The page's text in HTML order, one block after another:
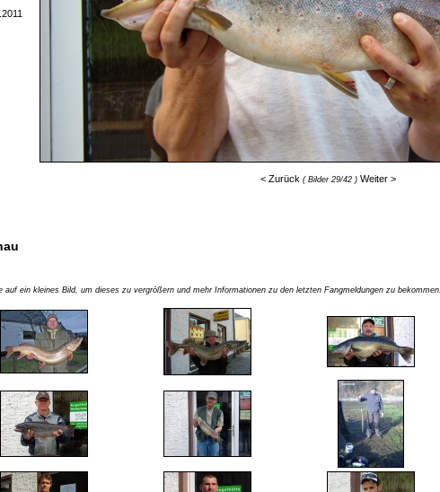
< Zurück ( Bilder 29/42 ) Weiter >
auf ein kleines Bild, um dieses zu vergrößern und mehr Informationen zu den letzten Fangmeldungen zu bekommen.